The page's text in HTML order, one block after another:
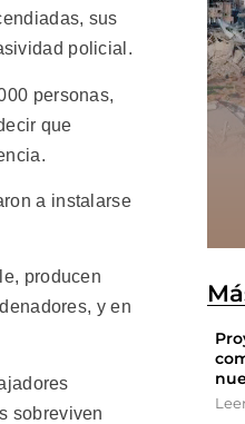
sus
policial.
personas,
que
a instalarse
producen
y en
sobreviven